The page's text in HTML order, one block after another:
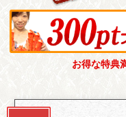
お得な特典